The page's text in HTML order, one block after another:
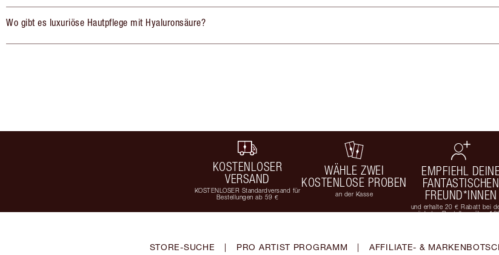
Wo gibt es luxuriöse Hautpflege mit Hyaluronsäure?
KOSTENLOSER
VERSAND
KOSTENLOSER Standardversand für
Bestellungen ab 59 €
WÄHLE ZWEI
KOSTENLOSE PROBEN
an der Kasse
EMPFIEHL
FANTASTISCHEN
FREUND*INNEN
und erhalte 20 € Rabatt bei
nächsten Bestellung über
STORE-SUCHE | PRO ARTIST PROGRAMM | AFFILIATE- &